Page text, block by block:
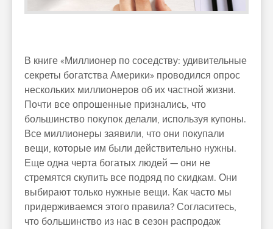
В книге «Миллионер по соседству: удивительные
секреты богатства Америки» проводился опрос
нескольких миллионеров об их частной жизни.
Почти все опрошенные признались, что
большинство покупок делали, используя купоны.
Все миллионеры заявили, что они покупали
вещи, которые им были действительно нужны.
Еще одна черта богатых людей — они не
стремятся скупить все подряд по скидкам. Они
выбирают только нужные вещи. Как часто мы
придерживаемся этого правила? Согласитесь,
что большинство из нас в сезон распродаж